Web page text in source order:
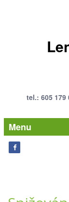
tel.: 605 179
Menu